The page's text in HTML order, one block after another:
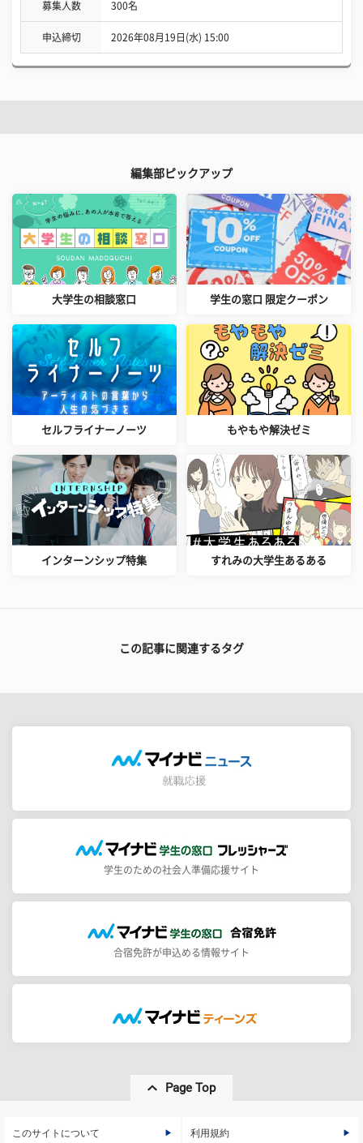
募集人数 300名
申込締切 2026年08月19日(水) 15:00
編集部ピックアップ
大学生の相談窓口 学生の窓口 限定クーポン
セルフライナーノーツ もやもや解決ゼミ
インターンシップ特集 すれみの大学生あるある
この記事に関連するタグ
学生のための社会人準備応援サイト
合宿免許が申込める情報サイト
Page Top
このサイトについて 利用規約